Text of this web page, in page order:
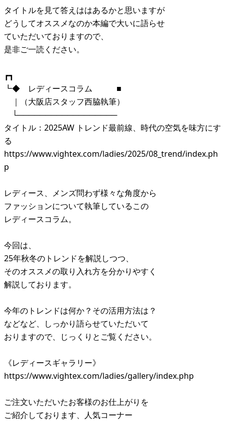
タイトルを見て答えははあるかと思いますが
どうしてオススメなのか本編で大いに語らせ
ていただいておりますので、
是非ご一読ください。
┏┓
┗◆ レディースコラム ■
｜（大阪店スタッフ西脇執筆）
└──────────────────
タイトル：2025AW トレンド最前線、時代の空気を味方にす
る
https://www.vightex.com/ladies/2025/08_trend/index.ph
p
レディース、メンズ問わず様々な角度から
ファッションについて執筆しているこの
レディースコラム。
今回は、
25年秋冬のトレンドを解説しつつ、
そのオススメの取り入れ方を分かりやすく
解説しております。
今年のトレンドは何か？その活用方法は？
などなど、しっかり語らせていただいて
おりますので、じっくりとご覧ください。
《レディースギャラリー》
https://www.vightex.com/ladies/gallery/index.php
ご注文いただいたお客様のお仕上がりを
ご紹介しております、人気コーナー